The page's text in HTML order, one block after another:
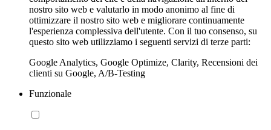
nostro sito web e valutarlo in modo anonimo al fine di
ottimizzare il nostro sito web e migliorare continuamente
l'esperienza complessiva dell'utente. Con il tuo consenso, su
questo sito web utilizziamo i seguenti servizi di terze parti:
Google Analytics, Google Optimize, Clarity, Recensioni dei
clienti su Google, A/B-Testing
Funzionale